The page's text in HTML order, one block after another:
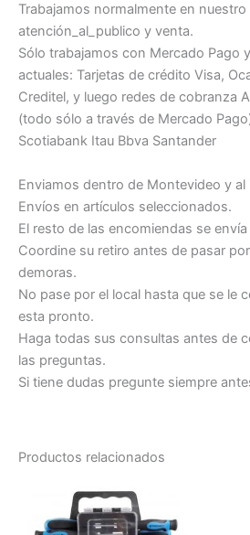
Trabajamos normalmente en
atención_al_publico y venta.
Sólo trabajamos con Mercado Pago
actuales: Tarjetas de crédito Visa,
Creditel, y luego redes de cobranza
(todo sólo a través de Mercado
Scotiabank Itau Bbva Santander
Enviamos dentro de Montevideo y
Envíos en artículos seleccionados.
El resto de las encomiendas se
Coordine su retiro antes de pasar
demoras.
No pase por el local hasta que se le
esta pronto.
Haga todas sus consultas antes de
las preguntas.
Si tiene dudas pregunte siempre
Productos relacionados